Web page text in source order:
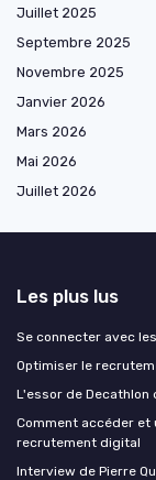
Juillet 2025
Septembre 2025
Novembre 2025
Janvier 2026
Mars 2026
Mai 2026
Juillet 2026
Les plus lus
Se connecter avec
Optimiser le
L'essor de
Comment accéder et
recrutement digital
Interview de Pierre